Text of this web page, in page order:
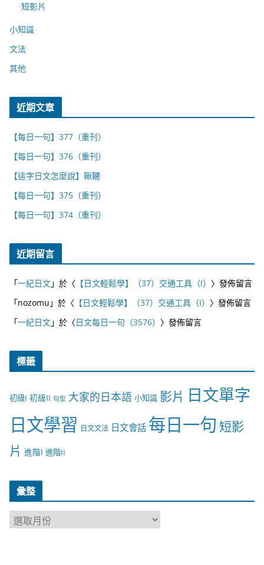
短影片
小知識
文法
其他
近期文章
【每日一句】377（重刊）
【每日一句】376（重刊）
【這字日文怎麼說】鞦韆
【每日一句】375（重刊）
【每日一句】374（重刊）
近期留言
「一紀日文」於〈 【日文輕鬆學】（37）交通工具（I） 〉發佈留言
「nozomu 」於〈 【日文輕鬆學】（37）交通工具（I） 〉發佈留言
「一紀日文」於〈日文每日一句（3576） 〉發佈留言
標籤
初級I 初級II 句型 大家的日本語 小知識 影片 日文單字
日文學習 日文文法 日文會話 每日一句 短影
片 進階I 進階II
彙整
彙
整